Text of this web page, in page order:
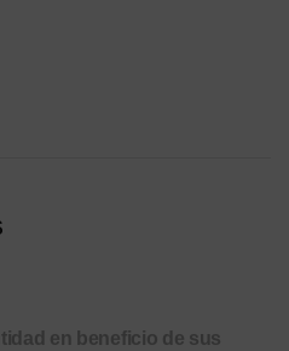
en beneficio de sus